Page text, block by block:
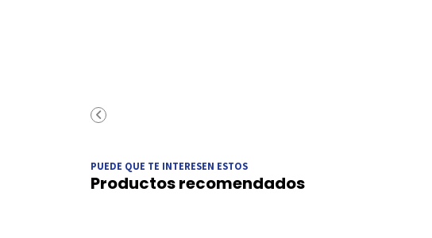
PUEDE QUE TE INTERESEN ESTOS
Productos recomendados